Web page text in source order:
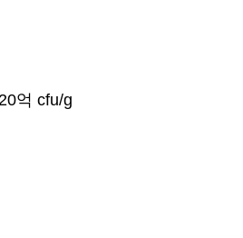
억 cfu/g